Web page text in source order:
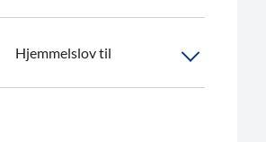
Hjemmelslov til